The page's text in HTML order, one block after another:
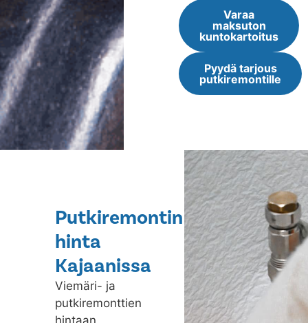
Varaa
maksuton
kuntokartoitus
Pyydä tarjous
putkiremontille
Putkiremontin
hinta
Kajaanissa
Viemäri- ja
putkiremonttien